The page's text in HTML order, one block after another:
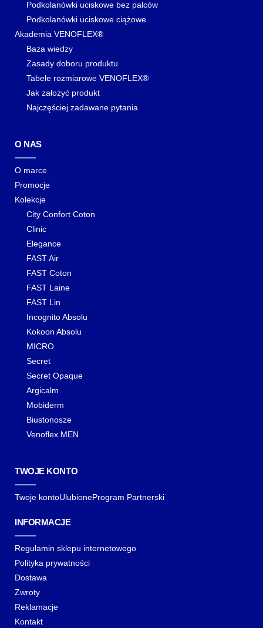
Podkolanówki uciskowe bez palców
Podkolanówki uciskowe ciążowe
Akademia VENOFLEX®
Baza wiedzy
Zasady doboru produktu
Tabele rozmiarowe VENOFLEX®
Jak założyć produkt
Najczęściej zadawane pytania
O NAS
O marce
Promocje
Kolekcje
City Confort Coton
Clinic
Elegance
FAST Air
FAST Coton
FAST Laine
FAST Lin
Incognito Absolu
Kokoon Absolu
MICRO
Secret
Secret Opaque
Argicalm
Mobiderm
Biustonosze
Venoflex MEN
TWOJE KONTO
Twoje kontoUlubioneProgram Partnerski
INFORMACJE
Regulamin sklepu internetowego
Polityka prywatności
Dostawa
Zwroty
Reklamacje
Kontakt